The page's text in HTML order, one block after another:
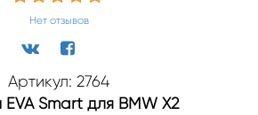
Нет отзывов
Артикул: 2764
EVA Smart для BMW X2